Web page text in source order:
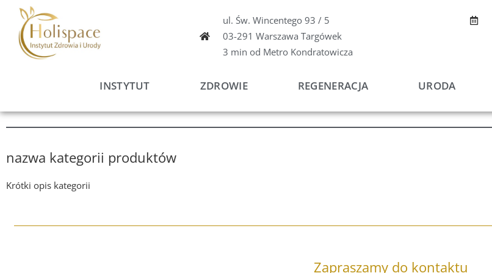
Przejdź
treści
ul. Św. Wincentego 93 / 5
03-291 Warszawa Targówek
3 min od Metro Kondratowicza
INSTYTUT ZDROWIE REGENERACJA URODA
nazwa kategorii produktów
Krótki opis kategorii
Zapraszamy do kontaktu